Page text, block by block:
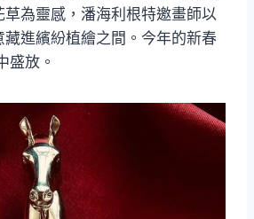
為靈感，潘海利根特邀畫師以
進繽紛植繪之間。今年的新春
盛放。